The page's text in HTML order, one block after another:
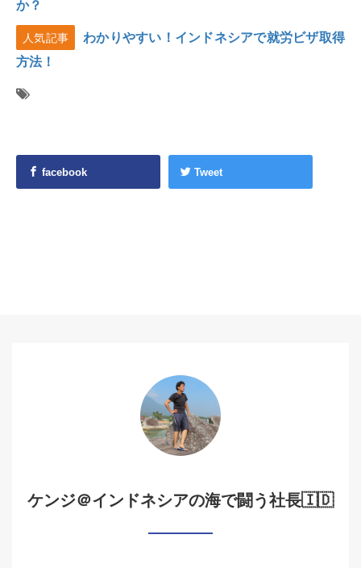
か？
人気記事
わかりやすい！インドネシアで就労ビザ取得
方法！
facebook Tweet
ケンジ＠インドネシアの海で闘う社長🇮🇩